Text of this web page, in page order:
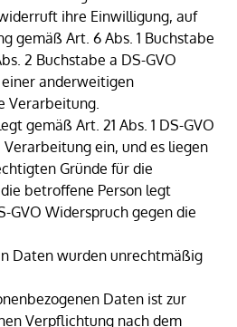
ihre Einwilligung, auf
gemäß Art. 6 Abs. 1 Buchstabe
2 Buchstabe a DS-GVO
anderweitigen
Verarbeitung.
gemäß Art. 21 Abs. 1 DS-GVO
ein, und es liegen
Gründe für die
betroffene Person legt
GVO Widerspruch gegen die
Daten wurden unrechtmäßig
Daten ist zur
Verpflichtung nach dem